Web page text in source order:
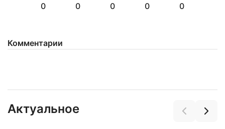
0 0 0 0 0
Комментарии
Актуальное